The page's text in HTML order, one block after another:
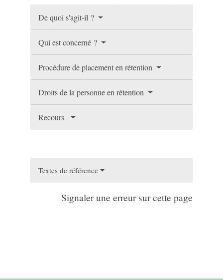
De quoi s'agit-il ?
Qui est concerné ?
Procédure de placement en rétention
Droits de la personne en rétention
Recours
Textes de référence
Signaler une erreur sur cette page